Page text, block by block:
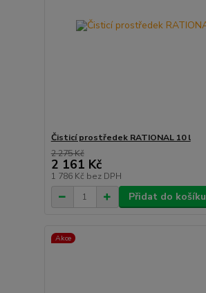
Čisticí prostředek RATIONAL 10 l
2 275 Kč
2 161 Kč
1 786 Kč bez DPH
Přidat do košíku
Akce